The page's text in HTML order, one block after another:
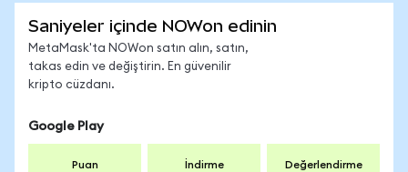
Saniyeler içinde NOWon edinin
MetaMask'ta NOWon satın alın, satın,
takas edin ve değiştirin. En güvenilir
kripto cüzdanı.
Google Play
Puan İndirme Değerlendirme